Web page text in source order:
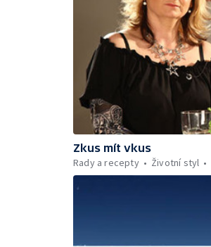
Zkus mít vkus
Rady a recepty
Životní styl